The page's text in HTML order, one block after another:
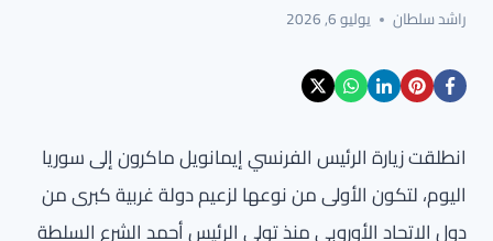
راشد سلطان يوليو 6, 2026
انطلقت زيارة الرئيس الفرنسي إيمانويل ماكرون إلى سوريا
اليوم، لتكون الأولى من نوعها لزعيم دولة غربية كبرى من
دول الاتحاد الأوروبي منذ تولي الرئيس أحمد الشرع السلطة